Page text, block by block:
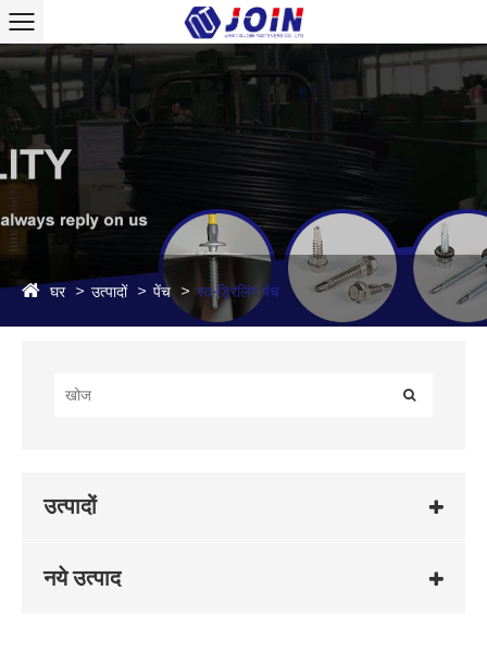
घर उत्पादों पेंच स्व-ड्रिलिंग पेंच
उत्पादों
नये उत्पाद